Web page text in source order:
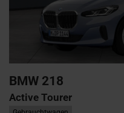
BMW 218
Active Tourer